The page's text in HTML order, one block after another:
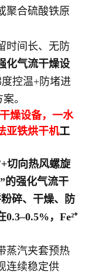
聚合硫酸铁原
时间长、无防
化气流干燥设
控温+防堵进
。
燥设备，一水
亚铁烘干机工
切向热风螺旋
的强化气流干
碎、干燥、防
，Fe²⁺
蒸汽夹套预热
连续稳定供